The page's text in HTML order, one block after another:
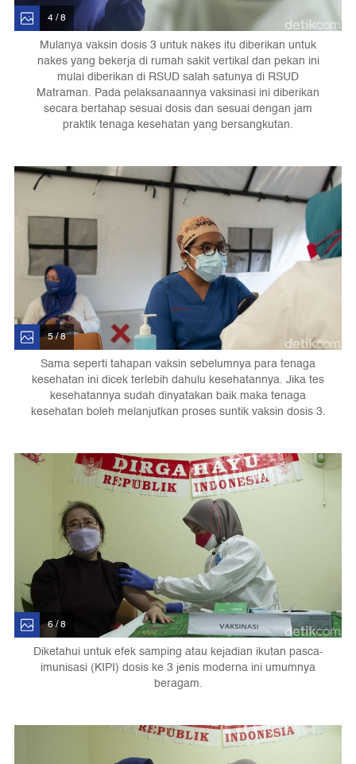
4 / 8
Mulanya vaksin dosis 3 untuk nakes itu diberikan untuk
nakes yang bekerja di rumah sakit vertikal dan pekan ini
mulai diberikan di RSUD salah satunya di RSUD
Matraman. Pada pelaksanaannya vaksinasi ini diberikan
secara bertahap sesuai dosis dan sesuai dengan jam
praktik tenaga kesehatan yang bersangkutan.
5 / 8
Sama seperti tahapan vaksin sebelumnya para tenaga
kesehatan ini dicek terlebih dahulu kesehatannya. Jika tes
kesehatannya sudah dinyatakan baik maka tenaga
kesehatan boleh melanjutkan proses suntik vaksin dosis 3.
6 / 8
Diketahui untuk efek samping atau kejadian ikutan pasca-
imunisasi (KIPI) dosis ke 3 jenis moderna ini umumnya
beragam.